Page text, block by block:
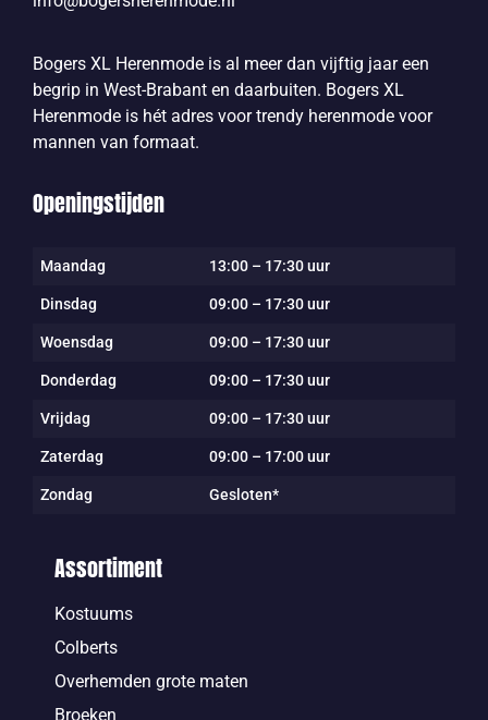
Bogers XL Herenmode is al meer dan vijftig jaar een
begrip in West-Brabant en daarbuiten. Bogers XL
Herenmode is hét adres voor trendy herenmode voor
mannen van formaat.
Openingstijden
Maandag 13:00 – 17:30 uur
Dinsdag 09:00 – 17:30 uur
Woensdag 09:00 – 17:30 uur
Donderdag 09:00 – 17:30 uur
Vrijdag 09:00 – 17:30 uur
Zaterdag 09:00 – 17:00 uur
Zondag Gesloten*
Assortiment
Kostuums
Colberts
Overhemden grote maten
Broeken